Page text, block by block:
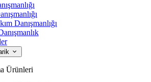
Danışmanlığı
Ürünleri